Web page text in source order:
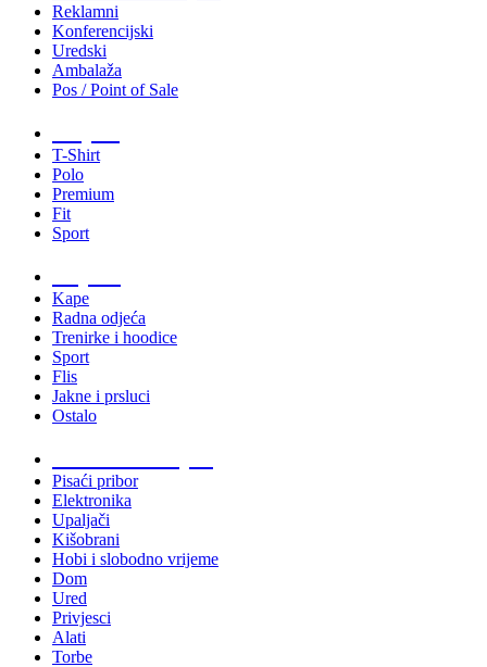
Reklamni
Konferencijski
Uredski
Ambalaža
Pos / Point of Sale
T-Shirt
Polo
Premium
Fit
Sport
Kape
Radna odjeća
Trenirke i hoodice
Sport
Flis
Jakne i prsluci
Ostalo
Pisaći pribor
Elektronika
Upaljači
Kišobrani
Hobi i slobodno vrijeme
Dom
Ured
Privjesci
Alati
Torbe